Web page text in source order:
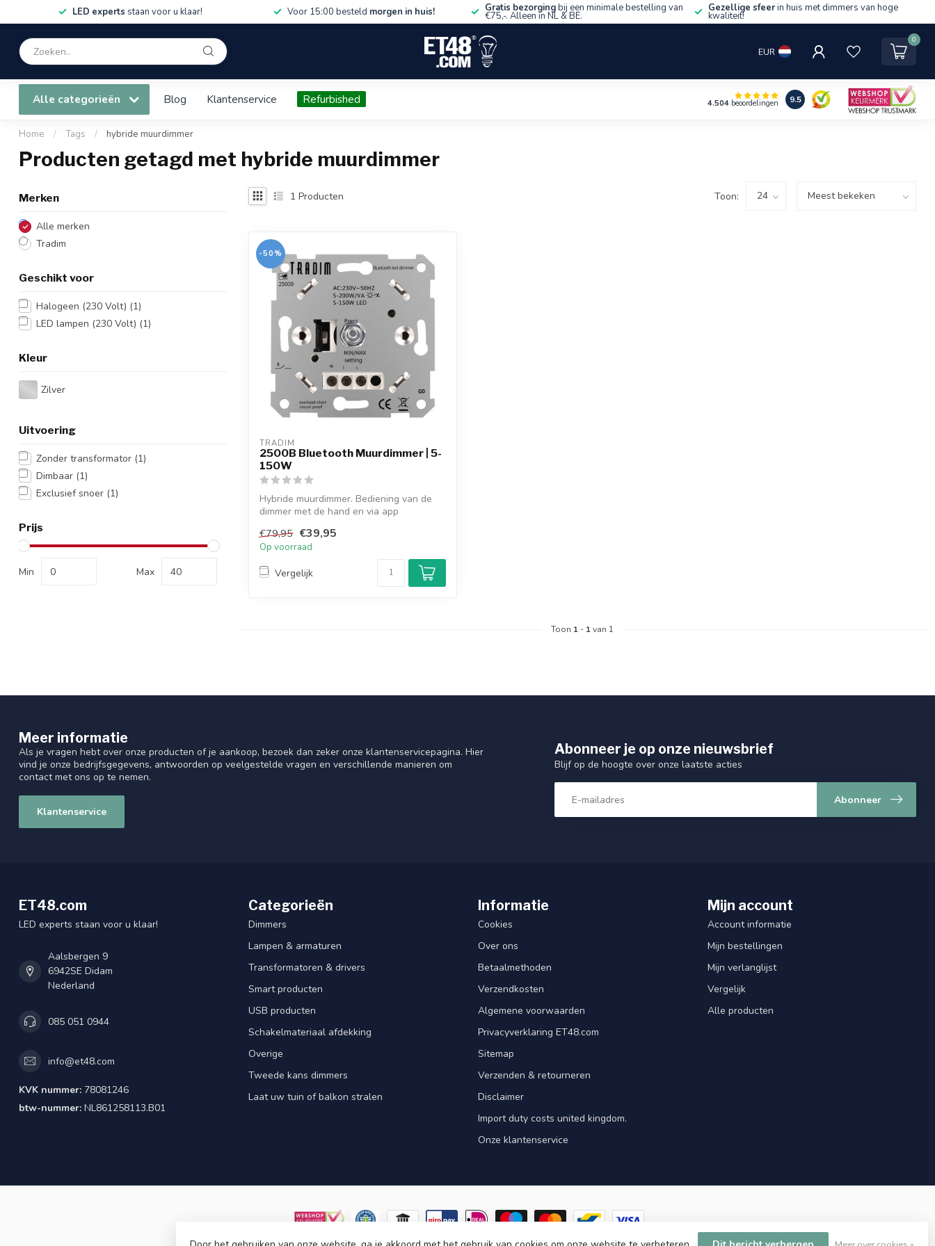
LED experts staan voor u klaar! Voor 15:00 besteld morgen in huis! Gratis bezorgingbij een minimale bestelling van
€75,-. Alleen in NL & BE.
Gezellige sfeerin huis met dimmers van hoge
kwaliteit!
EUR
0
Alle categorieën Blog Klantenservice Refurbished 4.504 beoordelingen 9.5
Home / Tags / hybride muurdimmer
Producten getagd met hybride muurdimmer
Merken
Alle merken
Tradim
Geschikt voor
Halogeen (230 Volt) (1)
LED lampen (230 Volt) (1)
Kleur
Zilver
Uitvoering
Zonder transformator (1)
Dimbaar (1)
Exclusief snoer (1)
Prijs
Min Max
1 Producten Toon:
-50%
TRADIM
2500B Bluetooth Muurdimmer | 5-
150W
Hybride muurdimmer. Bediening van de
dimmer met de hand en via app
€79,95 €39,95
Op voorraad
Vergelijk
Toon 1 - 1van 1
Meer informatie
Als je vragen hebt over onze producten of je aankoop, bezoek dan zeker onze klantenservicepagina. Hier
vind je onze bedrijfsgegevens, antwoorden op veelgestelde vragen en verschillende manieren om
contact met ons op te nemen.
Klantenservice
Abonneer je op onze nieuwsbrief
Blijf op de hoogte over onze laatste acties
Abonneer
ET48.com
LED experts staan voor u klaar!
Aalsbergen 9
6942SE Didam
Nederland
085 051 0944
info@et48.com
KVK nummer: 78081246
btw-nummer: NL861258113.B01
Categorieën
Dimmers
Lampen & armaturen
Transformatoren & drivers
Smart producten
USB producten
Schakelmateriaal afdekking
Overige
Tweede kans dimmers
Laat uw tuin of balkon stralen
Informatie
Cookies
Over ons
Betaalmethoden
Verzendkosten
Algemene voorwaarden
Privacyverklaring ET48.com
Sitemap
Verzenden & retourneren
Disclaimer
Import duty costs united kingdom.
Onze klantenservice
Mijn account
Account informatie
Mijn bestellingen
Mijn verlanglijst
Vergelijk
Alle producten